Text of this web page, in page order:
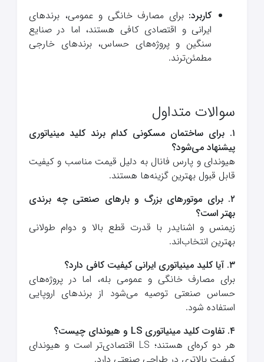
کاربرد: برای مصارف خانگی و عمومی، برندهای
ایرانی و اقتصادی کافی هستند، اما در صنایع
سنگین و پروژه‌های حساس، برندهای خارجی
مطمئن‌ترند.
سوالات متداول
۱. برای ساختمان مسکونی کدام برند کلید مینیاتوری
پیشنهاد می‌شود؟
هیوندای و پارس فانال به دلیل قیمت مناسب و کیفیت
قابل قبول بهترین گزینه‌ها هستند.
۲. برای موتورهای بزرگ و بارهای صنعتی چه برندی
بهتر است؟
زیمنس و اشنایدر با قدرت قطع بالا و دوام طولانی
بهترین انتخاب‌اند.
۳. آیا کلید مینیاتوری ایرانی کیفیت کافی دارد؟
برای مصارف خانگی و عمومی بله، اما در پروژه‌های
حساس صنعتی توصیه می‌شود از برندهای اروپایی
استفاده شود.
۴. تفاوت کلید مینیاتوری LS و هیوندای چیست؟
هر دو کره‌ای هستند؛ LS اقتصادی‌تر است و هیوندای